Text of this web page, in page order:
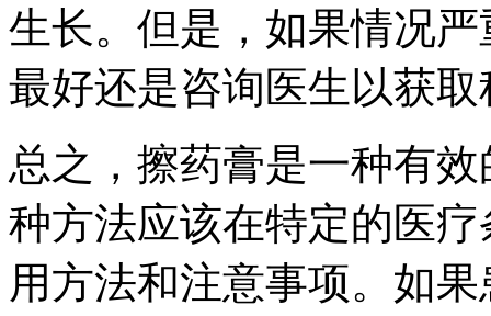
生长。但是，如果情况
最好还是咨询医生以获
总之，擦药膏是一种有
种方法应该在特定的医
用方法和注意事项。如